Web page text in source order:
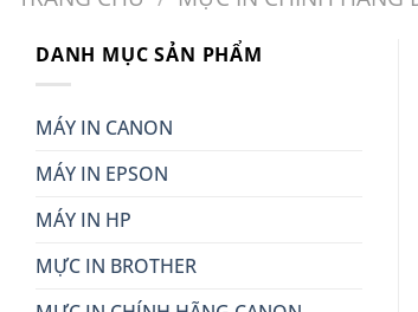
DANH MỤC SẢN PHẨM
MÁY IN CANON
MÁY IN EPSON
MÁY IN HP
MỰC IN BROTHER